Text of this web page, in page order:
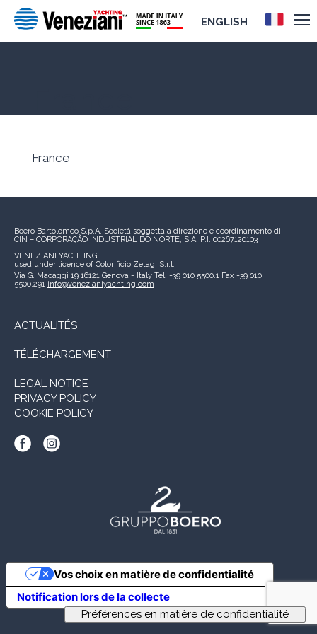
ENGLISH
France
Boero Bartolomeo S.p.A. Società soggetta a direzione e coordinamento di
CIN – CORPORAÇÃO INDUSTRIAL DO NORTE, S.A. P.I. 00267120103
VENEZIANI YACHTING
used under licence of Colorificio Zetagi S.r.l.
Via G. Macaggi 19 16121 Genova - Italy Tel. +39 010 5500.1 Fax +39 010
5500.291 info@venezianiyachting.com
ACTUALITÉS
TÉLÉCHARGEMENT
LEGAL NOTICE
PRIVACY POLICY
COOKIE POLICY
Notification lors de la collecte
Vos choix en matière de confidentialité